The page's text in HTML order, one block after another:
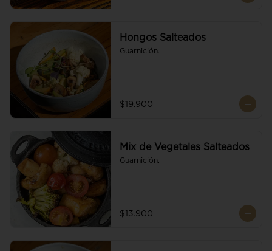
Hongos Salteados
Guarnición.
$19.900
Mix de Vegetales Salteados
Guarnición.
$13.900